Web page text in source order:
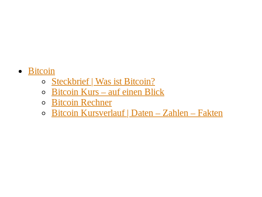
Bitcoin
Steckbrief | Was ist Bitcoin?
Bitcoin Kurs – auf einen Blick
Bitcoin Rechner
Bitcoin Kursverlauf | Daten – Zahlen – Fakten